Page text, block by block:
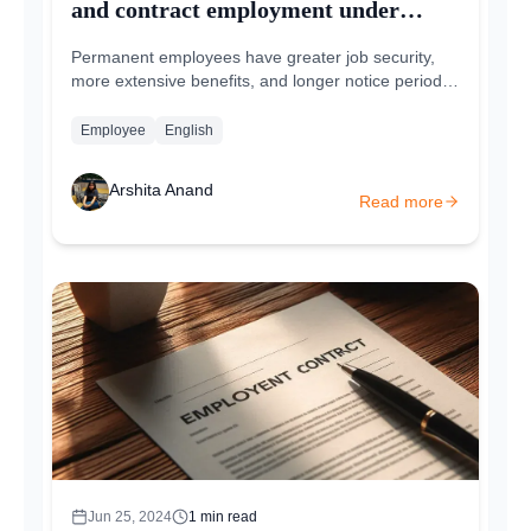
and contract employment under
Permanent employees have greater job security,
more extensive benefits, and longer notice periods
Employee English
Arshita Anand
Read more
Jun 25, 2024 1 min read